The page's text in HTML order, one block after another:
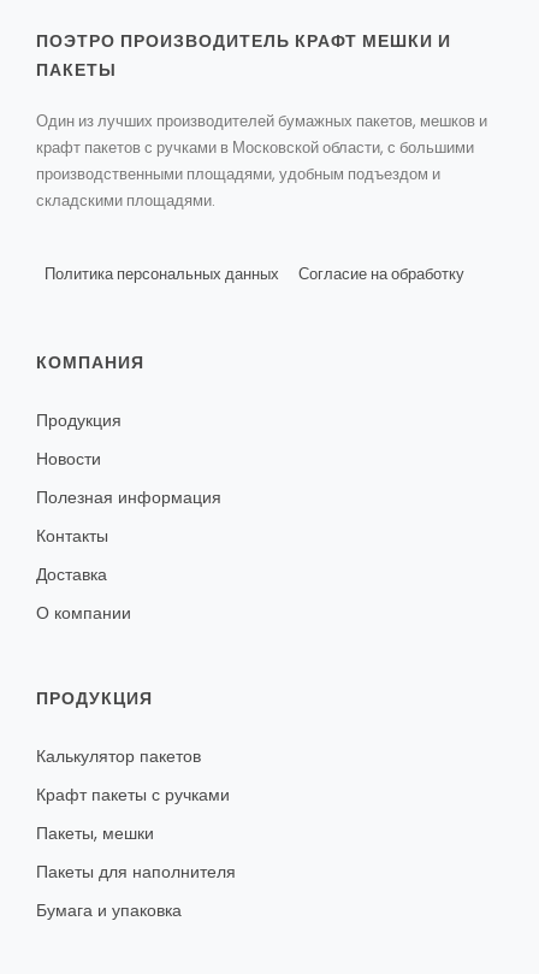
ПОЭТРО ПРОИЗВОДИТЕЛЬ КРАФТ МЕШКИ И
ПАКЕТЫ
Один из лучших производителей бумажных пакетов, мешков и
крафт пакетов с ручками в Московской области, с большими
производственными площадями, удобным подъездом и
складскими площадями.
Политика персональных данных Согласие на обработку
КОМПАНИЯ
Продукция
Новости
Полезная информация
Контакты
Доставка
О компании
ПРОДУКЦИЯ
Калькулятор пакетов
Крафт пакеты с ручками
Пакеты, мешки
Пакеты для наполнителя
Бумага и упаковка